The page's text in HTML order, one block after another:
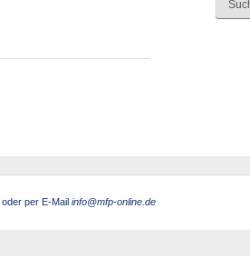
oder per E-Mail info@mfp-online.de